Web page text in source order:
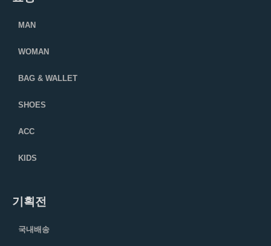
MAN
WOMAN
BAG & WALLET
SHOES
ACC
KIDS
기획전
국내배송